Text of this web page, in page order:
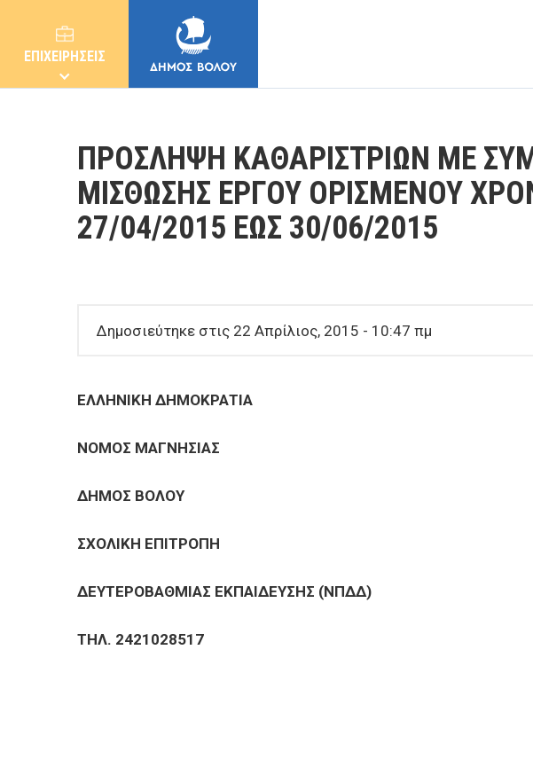
ΕΠΙΧΕΙΡΗΣΕΙΣ
ΕΠΙΧΕΙΡΗΣΕΙΣ
ΕΠΙΣΚΕΠΤΕΣ
ΠΡΟΣΛΗΨΗ ΚΑΘΑΡΙΣΤΡΙΩΝ ΜΕ
ΜΙΣΘΩΣΗΣ ΕΡΓΟΥ ΟΡΙΣΜΕΝΟΥ
27/04/2015 ΕΩΣ 30/06/2015
Δημοσιεύτηκε στις 22 Απρίλιος, 2015 - 10:47 πμ
ΕΛΛΗΝΙΚΗ ΔΗΜΟΚΡΑΤΙΑ
ΝΟΜΟΣ ΜΑΓΝΗΣΙΑΣ
ΔΗΜΟΣ ΒΟΛΟΥ
ΣΧΟΛΙΚΗ ΕΠΙΤΡΟΠΗ
ΔΕΥΤΕΡΟΒΑΘΜΙΑΣ ΕΚΠΑΙΔΕΥΣΗΣ (ΝΠΔΔ)
ΤΗΛ. 2421028517